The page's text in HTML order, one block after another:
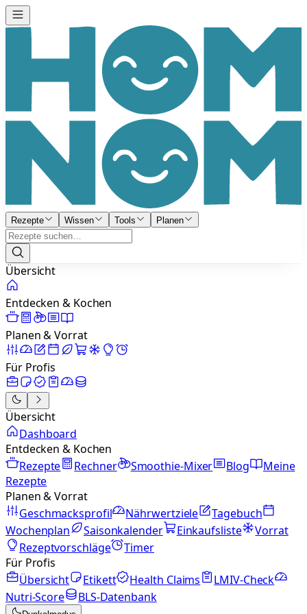
Rezepte Wissen Tools Planen
Übersicht
Entdecken & Kochen
Planen & Vorrat
Für Profis
Übersicht
Dashboard
Entdecken & Kochen
Rezepte
Rechner Smoothie-Mixer Blog
Meine
Rezepte
Planen & Vorrat
Geschmacksprofil
Nährwertziele
Tagebuch
Wochenplan
Saisonkalender Einkaufsliste
Vorrat
Rezeptvorschläge
Timer
Für Profis
Übersicht
Etikett Health Claims
LMIV-Check
Nutri-Score
BLS-Datenbank